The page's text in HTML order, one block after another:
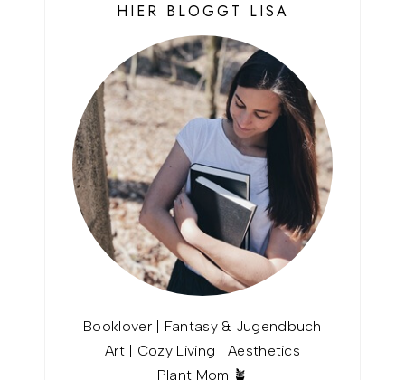
HIER BLOGGT LISA
Booklover | Fantasy & Jugendbuch
Art | Cozy Living | Aesthetics
Plant Mom 🪴